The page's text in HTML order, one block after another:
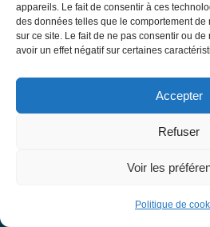
appareils. Le fait de consentir à ces
des données telles que le comportement
sur ce site. Le fait de ne pas consentir ou
avoir un effet négatif sur certaines
Accepter
Refuser
Voir les
Politique de
Missions du site
Mentions légales
Conditions générales d’utilisation
Base de données EBMT Registry